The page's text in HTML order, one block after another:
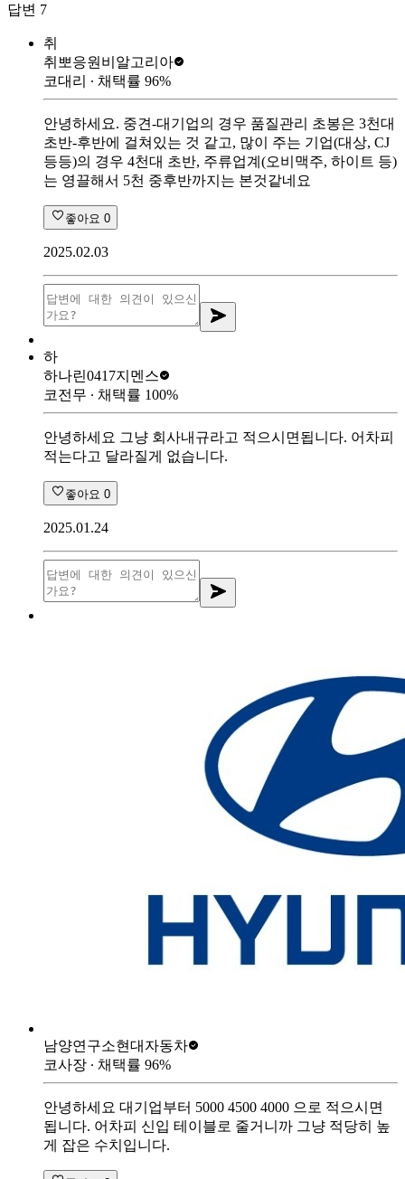
답변 7
취
취뽀응원 비알고리아
코대리 ∙ 채택률 96%
안녕하세요. 중견-대기업의 경우 품질관리 초봉은 3천대
초반-후반에 걸쳐있는 것 같고, 많이 주는 기업(대상, CJ
등등)의 경우 4천대 초반, 주류업계(오비맥주, 하이트 등)
는 영끌해서 5천 중후반까지는 본것같네요
좋아요 0
2025.02.03
하
하나린0417지멘스
코전무 ∙ 채택률 100%
안녕하세요 그냥 회사내규라고 적으시면됩니다. 어차피
적는다고 달라질게 없습니다.
좋아요 0
2025.01.24
남양연구소현대자동차
코사장 ∙ 채택률 96%
안녕하세요 대기업부터 5000 4500 4000 으로 적으시면
됩니다. 어차피 신입 테이블로 줄거니까 그냥 적당히 높
게 잡은 수치입니다.